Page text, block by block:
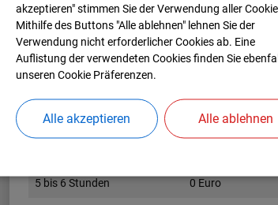
Die Eltern betreffen die Erhöhungen allerdings
der Kitas mit 100 Euro pro Kind.
Beispielrechnung dermonatlichen Kosten für die
3 bis 4 Stunden 0 Euro
5 bis 6 Stunden 0 Euro
akzeptieren" stimmen Sie der Verwendung aller
Mithilfe des Buttons "Alle ablehnen" lehnen Sie der
Verwendung nicht erforderlicher Cookies ab. Eine
Auflistung der verwendeten Cookies finden Sie
unseren Cookie Präferenzen.
Alle akzeptieren Alle ablehnen